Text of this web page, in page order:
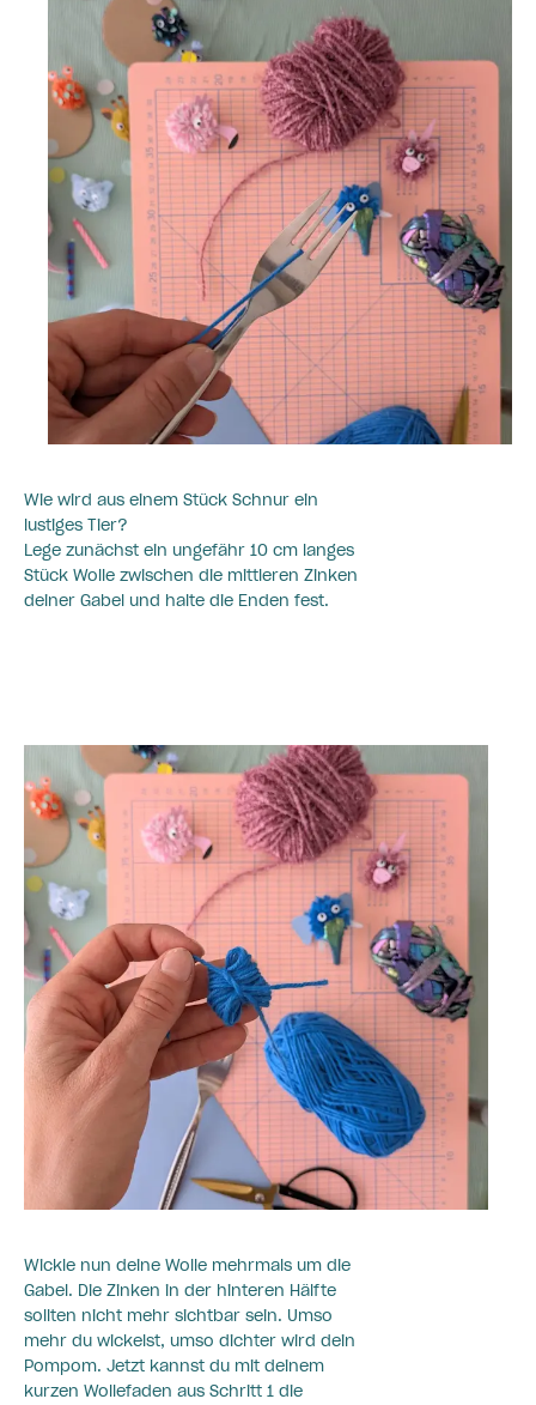
Wie wird aus einem Stück Schnur ein
lustiges Tier?
Lege zunächst ein ungefähr 10 cm langes
Stück Wolle zwischen die mittleren Zinken
deiner Gabel und halte die Enden fest.
Wickle nun deine Wolle mehrmals um die
Gabel. Die Zinken in der hinteren Hälfte
sollten nicht mehr sichtbar sein. Umso
mehr du wickelst, umso dichter wird dein
Pompom. Jetzt kannst du mit deinem
kurzen Wollefaden aus Schritt 1 die